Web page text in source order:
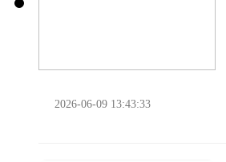
2026-06-09 13:43:33